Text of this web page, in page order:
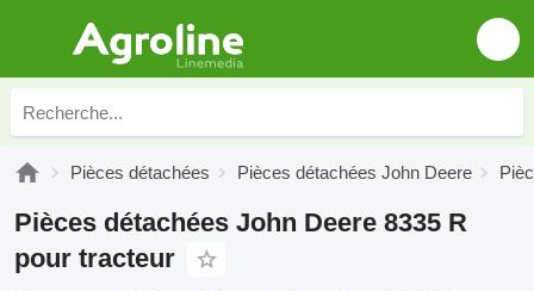
Pièces détachées Pièces détachées John Deere
Pièces détachées John Deere 8335 R
pour tracteur